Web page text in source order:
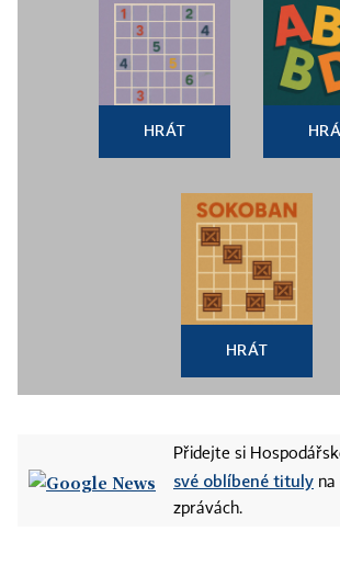
HRÁT
HRÁT
Přidejte si
své oblíbené tituly na
zprávách.